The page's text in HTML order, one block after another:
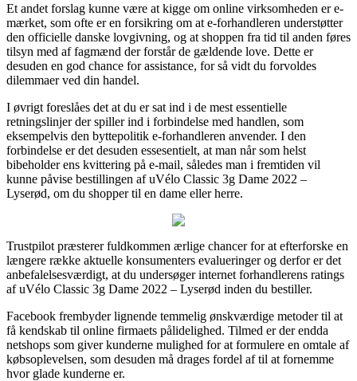
Et andet forslag kunne være at kigge om online virksomheden er e-
mærket, som ofte er en forsikring om at e-forhandleren understøtter
den officielle danske lovgivning, og at shoppen fra tid til anden føres
tilsyn med af fagmænd der forstår de gældende love. Dette er
desuden en god chance for assistance, for så vidt du forvoldes
dilemmaer ved din handel.
I øvrigt foreslåes det at du er sat ind i de mest essentielle
retningslinjer der spiller ind i forbindelse med handlen, som
eksempelvis den byttepolitik e-forhandleren anvender. I den
forbindelse er det desuden essesentielt, at man når som helst
bibeholder ens kvittering på e-mail, således man i fremtiden vil
kunne påvise bestillingen af uVélo Classic 3g Dame 2022 –
Lyserød, om du shopper til en dame eller herre.
Trustpilot præsterer fuldkommen ærlige chancer for at efterforske en
længere række aktuelle konsumenters evalueringer og derfor er det
anbefalelsesværdigt, at du undersøger internet forhandlerens ratings
af uVélo Classic 3g Dame 2022 – Lyserød inden du bestiller.
Facebook frembyder lignende temmelig ønskværdige metoder til at
få kendskab til online firmaets pålidelighed. Tilmed er der endda
netshops som giver kunderne mulighed for at formulere en omtale af
købsoplevelsen, som desuden må drages fordel af til at fornemme
hvor glade kunderne er.